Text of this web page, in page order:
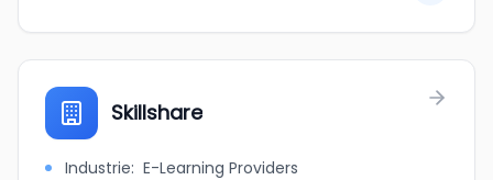
Skillshare
Industrie: E-Learning Providers